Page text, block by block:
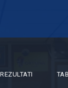
REZULTATI